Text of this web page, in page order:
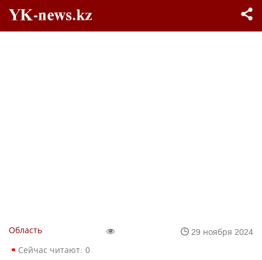
Область
29 ноября 2024
Сейчас читают: 0